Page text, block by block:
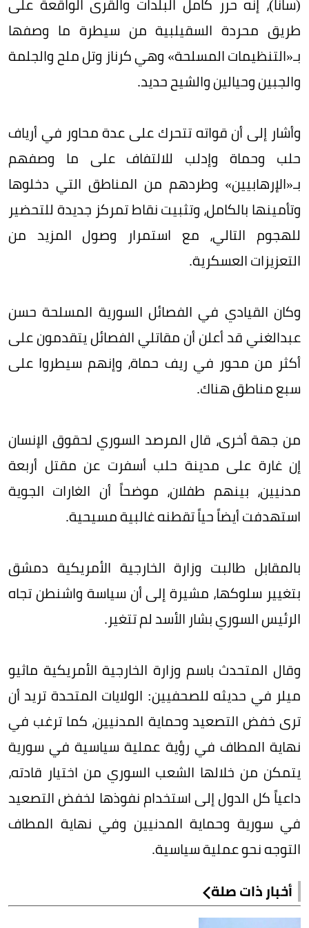
طريق محردة السقيلبية من سيطرة ما وصفها
بـ«التنظيمات المسلحة» وهي كرناز وتل ملح والجلمة
والجبين وحيالين والشيح حديد.
وأشار إلى أن قواته تتحرك على عدة محاور في أرياف
حلب وحماة وإدلب للالتفاف على ما وصفهم
بـ«الإرهابيين» وطردهم من المناطق التي دخلوها
وتأمينها بالكامل، وتثبيت نقاط تمركز جديدة للتحضير
للهجوم التالي، مع استمرار وصول المزيد من
التعزيزات العسكرية.
وكان القيادي في الفصائل السورية المسلحة حسن
عبدالغني قد أعلن أن مقاتلي الفصائل يتقدمون على
أكثر من محور في ريف حماة، وإنهم سيطروا على
سبع مناطق هناك.
من جهة أخرى، قال المرصد السوري لحقوق الإنسان
إن غارة على مدينة حلب أسفرت عن مقتل أربعة
مدنيين، بينهم طفلان، موضحاً أن الغارات الجوية
استهدفت أيضاً حياً تقطنه غالبية مسيحية.
بالمقابل طالبت وزارة الخارجية الأمريكية دمشق
بتغيير سلوكها، مشيرة إلى أن سياسة واشنطن تجاه
الرئيس السوري بشار الأسد لم تتغير.
وقال المتحدث باسم وزارة الخارجية الأمريكية ماثيو
ميلر في حديثه للصحفيين: الولايات المتحدة تريد أن
ترى خفض التصعيد وحماية المدنيين، كما ترغب في
نهاية المطاف في رؤية عملية سياسية في سورية
يتمكن من خلالها الشعب السوري من اختيار قادته،
داعياً كل الدول إلى استخدام نفوذها لخفض التصعيد
في سورية وحماية المدنيين وفي نهاية المطاف
التوجه نحو عملية سياسية.
أخبار ذات صلة